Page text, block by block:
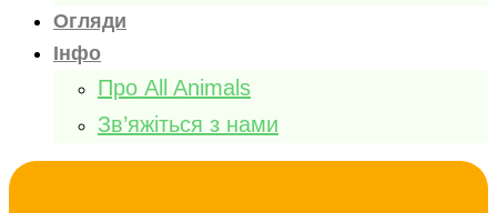
Огляди
Інфо
Про All Animals
Зв’яжіться з нами